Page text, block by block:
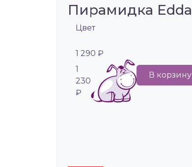
Пирамидка Edda
Цвет
1 290 ₽
1
230
₽
В корзину